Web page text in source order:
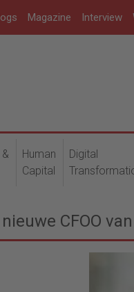
Magazine Interview
Human
Capital
Digital
CFOO